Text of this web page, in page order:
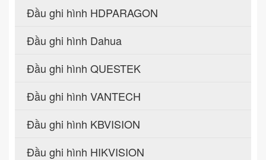
Đầu ghi hình HDPARAGON
Đầu ghi hình Dahua
Đầu ghi hình QUESTEK
Đầu ghi hình VANTECH
Đầu ghi hình KBVISION
Đầu ghi hình HIKVISION